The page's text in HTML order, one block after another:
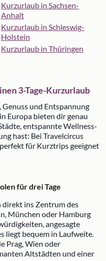
Kurzurlaub in Sachsen-
Anhalt
Kurzurlaub in Schleswig-
Holstein
Kurzurlaub in Thüringen
3-Tage-Kurzurlaub
Genuss und Entspannung
Europa bieten dir genau
entspannte Wellness-
hast: Bei Travelcircus
für Kurztrips geeignet
für drei Tage
ins Zentrum des
München oder Hamburg
angesagte
liegt bequem in Laufweite.
Prag, Wien oder
Altstädten und einer